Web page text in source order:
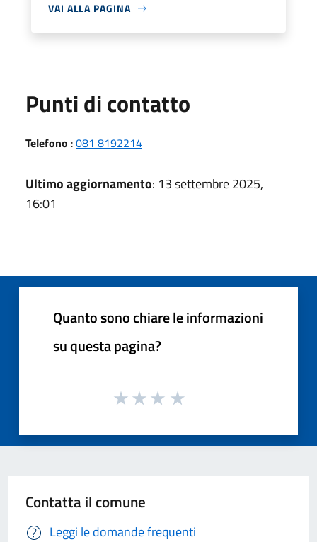
VAI ALLA PAGINA
Punti di contatto
Telefono :081 8192214
Ultimo aggiornamento: 13 settembre 2025,
16:01
Quanto sono chiare le informazioni
su questa pagina?
Contatta il comune
Leggi le domande frequenti